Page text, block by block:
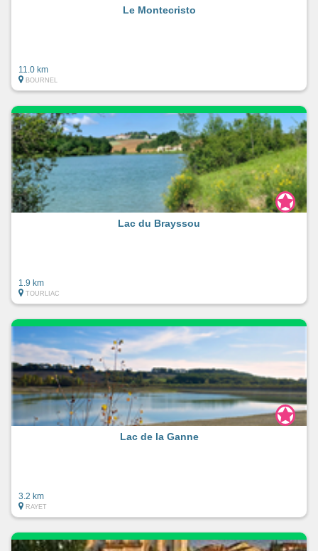
Le Montecristo
11.0 km
BOURNEL
Lac du Brayssou
1.9 km
TOURLIAC
Lac de la Ganne
3.2 km
RAYET